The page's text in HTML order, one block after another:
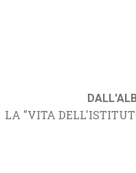
LA "VITA